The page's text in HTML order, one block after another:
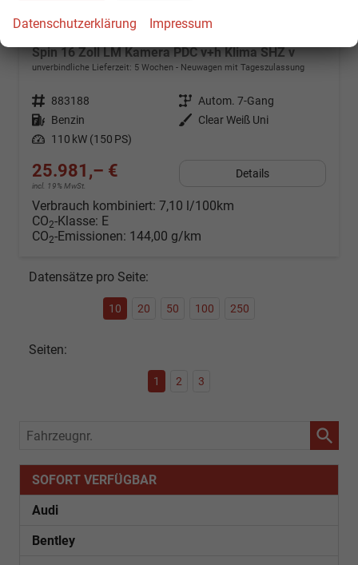
Spin 16 Zoll LM Kamera PDC v+h Klima SHZ v
unverbindliche Lieferzeit: 5 Wochen Neuwagen mit Tageszulassung
Fahrzeugnr. 883188 Getriebe Autom. 7-Gang
Kraftstoff Benzin Außenfarbe
Clear Weiß Uni
Leistung 110 kW (150 PS)
25.981,– €
incl. 19% MwSt.
Details
Verbrauch kombiniert: 7,10 l/100km
CO2-Klasse: E
CO2-Emissionen: 144,00 g/km
Datensätze pro Seite:
10 20 50 100 250
Seiten:
1 2 3
Fahrzeugnr.
SOFORT VERFÜGBAR
Audi
Bentley
Datenschutzerklärung Impressum